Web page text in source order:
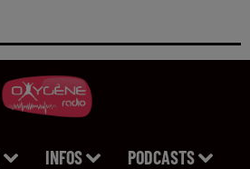
INFOS PODCASTS